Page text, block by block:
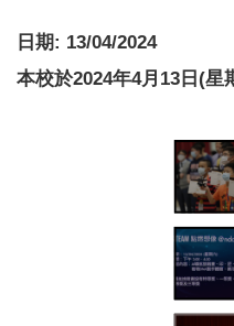
日期: 13/04/2024
本校於2024年4月13日(星